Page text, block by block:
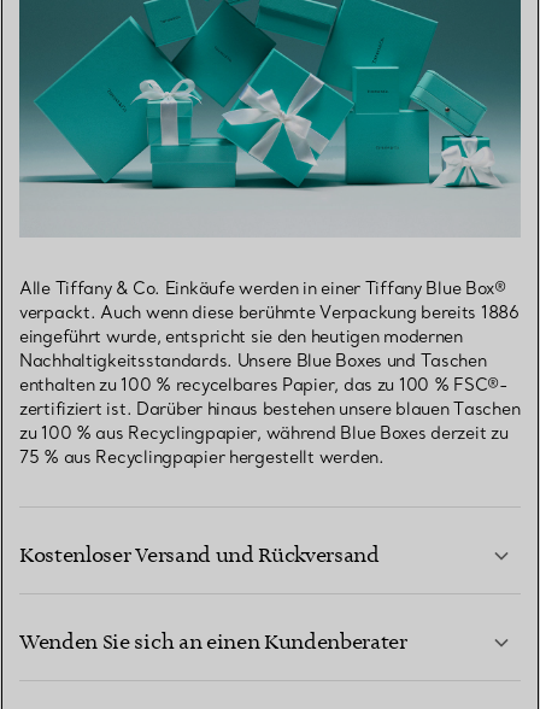
Alle Tiffany & Co. Einkäufe werden in einer Tiffany Blue Box®
verpackt. Auch wenn diese berühmte Verpackung bereits 1886
eingeführt wurde, entspricht sie den heutigen modernen
Nachhaltigkeitsstandards. Unsere Blue Boxes und Taschen
enthalten zu 100 % recycelbares Papier, das zu 100 % FSC®-
zertifiziert ist. Darüber hinaus bestehen unsere blauen Taschen
zu 100 % aus Recyclingpapier, während Blue Boxes derzeit zu
75 % aus Recyclingpapier hergestellt werden.
Kostenloser Versand und Rückversand
Wenden Sie sich an einen Kundenberater